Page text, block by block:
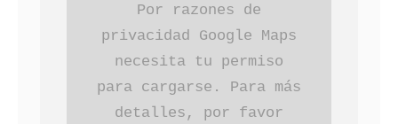
Por razones de
privacidad Google Maps
necesita tu permiso
para cargarse. Para más
detalles, por favor